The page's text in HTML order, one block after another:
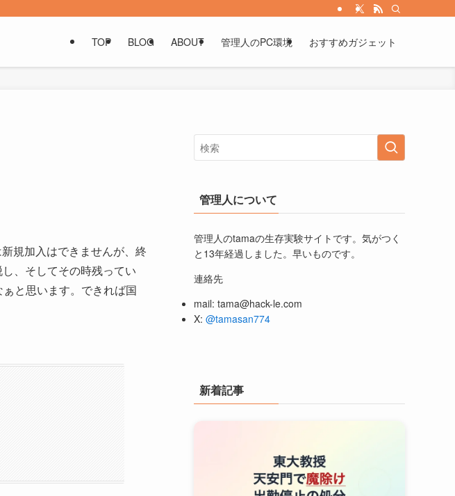
TOP BLOG ABOUT 管理人のPC環境 おすすめガジェット
規加入はできませんが、終
、そしてその時残ってい
と思います。できれば国
管理人について
管理人のtamaの生存実験サイトです。気がつく
と13年経過しました。早いものです。
連絡先
mail: tama@hack-le.com
X: @tamasan774
新着記事